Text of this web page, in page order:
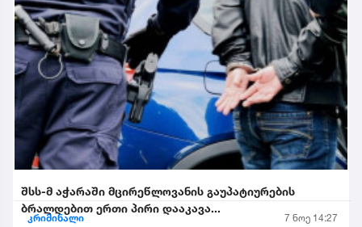
შსს-მ აჭარაში მცირეწლოვანის გაუპატიურების
ბრალდებით ერთი პირი დააკავა...
კრიმინალი 7 ნოე 14:27